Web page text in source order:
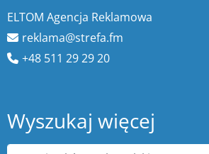
ELTOM Agencja Reklamowa
reklama@strefa.fm
+48 511 29 29 20
Wyszukaj więcej